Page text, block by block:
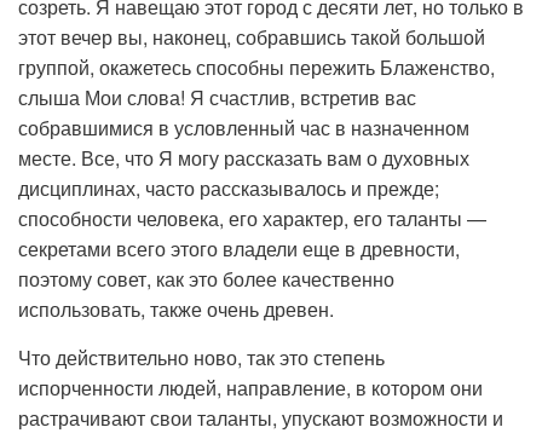
созреть. Я навещаю этот город с десяти лет, но только в
этот вечер вы, наконец, собравшись такой большой
группой, окажетесь способны пережить Блаженство,
слыша Мои слова! Я счастлив, встретив вас
собравшимися в условленный час в назначенном
месте. Все, что Я могу рассказать вам о духовных
дисциплинах, часто рассказывалось и прежде;
способности человека, его характер, его таланты —
секретами всего этого владели еще в древности,
поэтому совет, как это более качественно
использовать, также очень древен.
Что действительно ново, так это степень
испорченности людей, направление, в котором они
растрачивают свои таланты, упускают возможности и